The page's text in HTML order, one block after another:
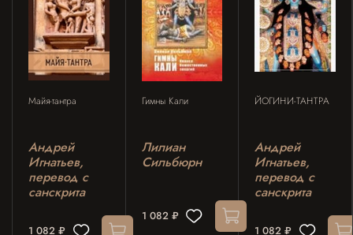
Майя-тантра
Андрей
Игнатьев,
перевод с
санскрита
1 082 ₽
Гимны Кали
Лилиан
Сильбюрн
1 082 ₽
ЙОГИНИ-ТАНТРА
Андрей
Игнатьев,
перевод с
санскрита
1 082 ₽